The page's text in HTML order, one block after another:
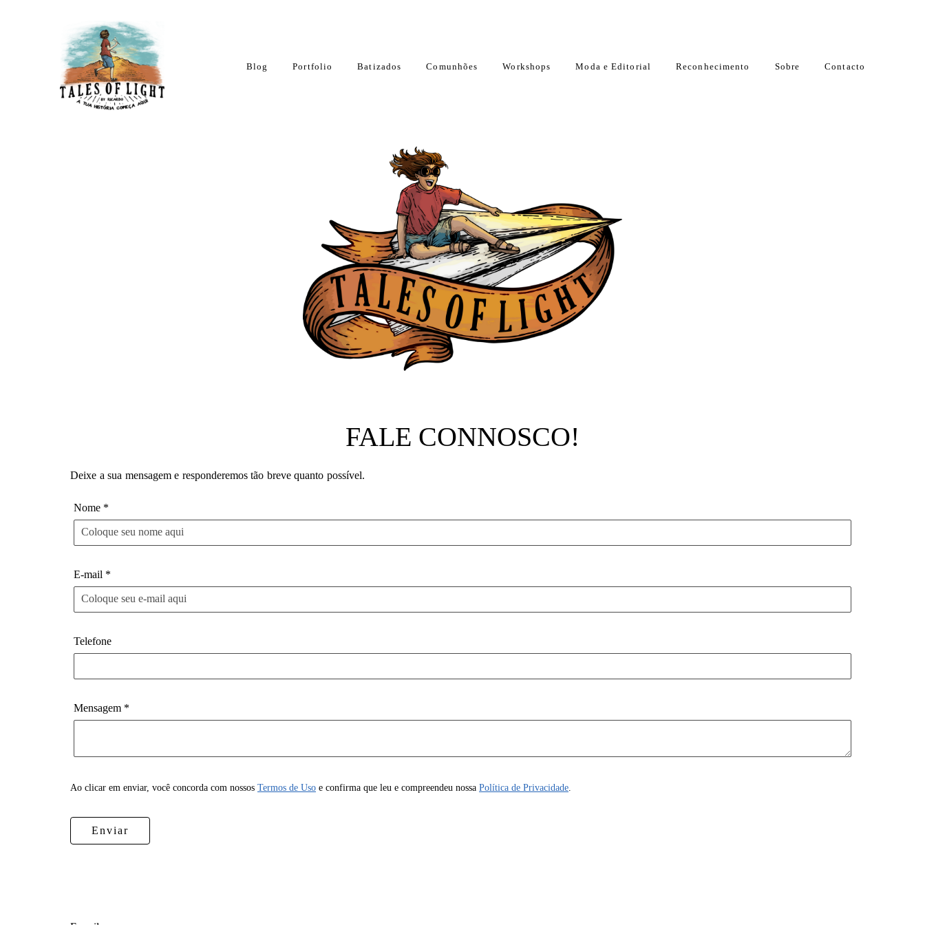
Blog Portfolio Batizados Comunhões Workshops Moda e Editorial Reconhecimento Sobre Contacto
FALE CONNOSCO!
Deixe a sua mensagem e responderemos tão breve quanto possível.
Nome *
E-mail *
Telefone
Mensagem *
Ao clicar em enviar, você concorda com nossos Termos de Uso e confirma que leu e compreendeu nossa Política de Privacidade.
Enviar